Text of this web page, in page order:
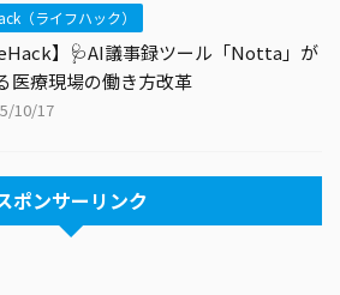
（ライフハック）
】🩺AI議事録ツール「Notta」が
医療現場の働き方改革
10/17
ポンサーリンク